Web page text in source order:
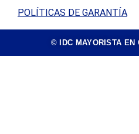
POLÍTICAS DE GARANTÍA
© IDC MAYORISTA EN